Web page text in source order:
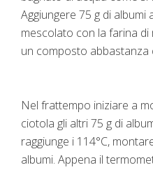
Aggiungere 75 g di albumi
mescolato con la farina
un composto abbastanza
Nel frattempo iniziare a
ciotola gli altri 75 g di
raggiunge i 114°C,
albumi. Appena il